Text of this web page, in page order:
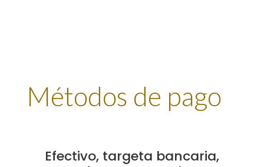
Métodos de pago
Efectivo, targeta bancaria,